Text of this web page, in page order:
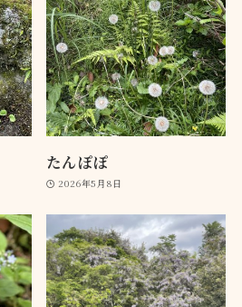
たんぽぽ
2026年5月8日